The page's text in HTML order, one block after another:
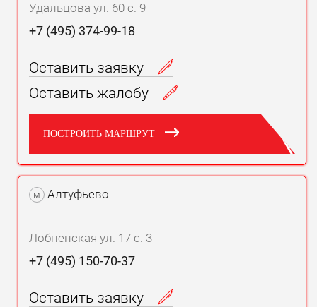
Удальцова ул. 60 с. 9
+7 (495) 374-99-18
Оставить заявку
Оставить жалобу
ПОСТРОИТЬ МАРШРУТ
м Алтуфьево
Лобненская ул. 17 с. 3
+7 (495) 150-70-37
Оставить заявку